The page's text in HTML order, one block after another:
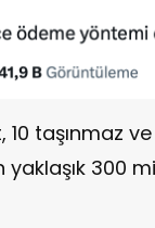
taşınmaz
yaklaşık 300